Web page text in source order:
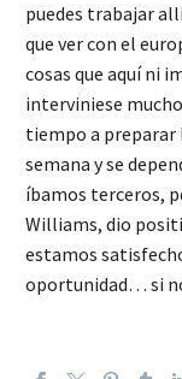
puedes trabajar
que ver con el
cosas que aquí ni
interviniese
tiempo a preparar
semana y se
íbamos terceros,
Williams, dio
estamos
oportunidad… si